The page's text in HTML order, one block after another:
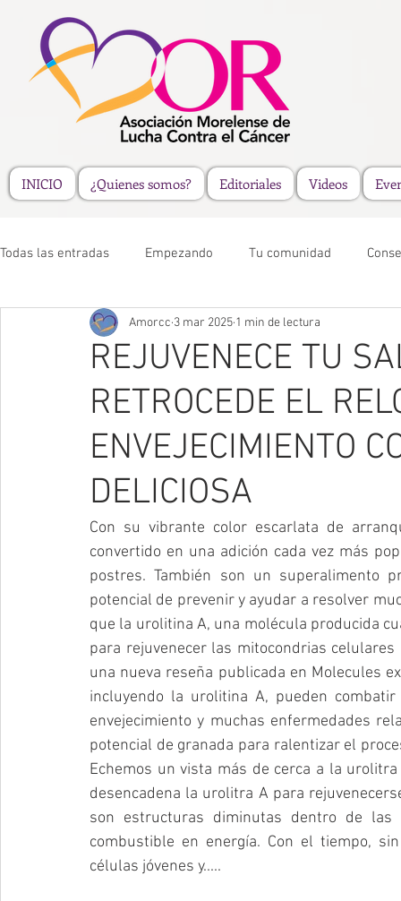
INICIO ¿Quienes somos? Editoriales Videos
Todas las entradas Empezando Tu comunidad
REJUVENECE TU
RETROCEDE EL
ENVEJECIMIENTO
DELICIOSA
Amorcc 3 mar 2025 1 min de lectura
Con su vibrante color escarlata de
convertido en una adición cada vez más
postres. También son un superalimento
potencial de prevenir y ayudar a resolver
que la urolitina A, una molécula producida
para rejuvenecer las mitocondrias
una nueva reseña publicada en Molecules
incluyendo la urolitina A, pueden
envejecimiento y muchas enfermedades
potencial de granada para ralentizar el
Echemos un vista más de cerca a la
desencadena la urolitra A para
son estructuras diminutas dentro de
combustible en energía. Con el tiempo,
células jóvenes y.....